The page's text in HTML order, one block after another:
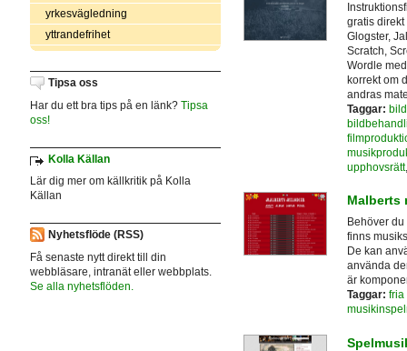
yrkesvägledning
yttrandefrihet
Tipsa oss
Har du ett bra tips på en länk? Tipsa
oss!
Kolla Källan
Lär dig mer om källkritik på Kolla
Källan
Nyhetsflöde (RSS)
Få senaste nytt direkt till din
webbläsare, intranät eller webbplats.
Se alla nyhetsflöden.
gratis direkt
Glogster,
Scratch,
Wordle
korrekt om
andras
Taggar:
upphovsrätt
Malberts
Behöver
finns
De kan
använda
är
Taggar: fria